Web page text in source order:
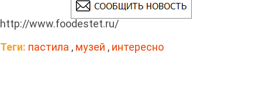
http://www.foodestet.ru/
Теги: пастила , музей , интересно